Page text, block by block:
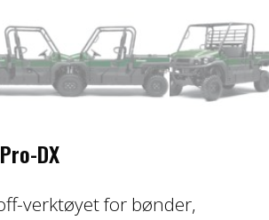
DX
verktøyet for bønder,